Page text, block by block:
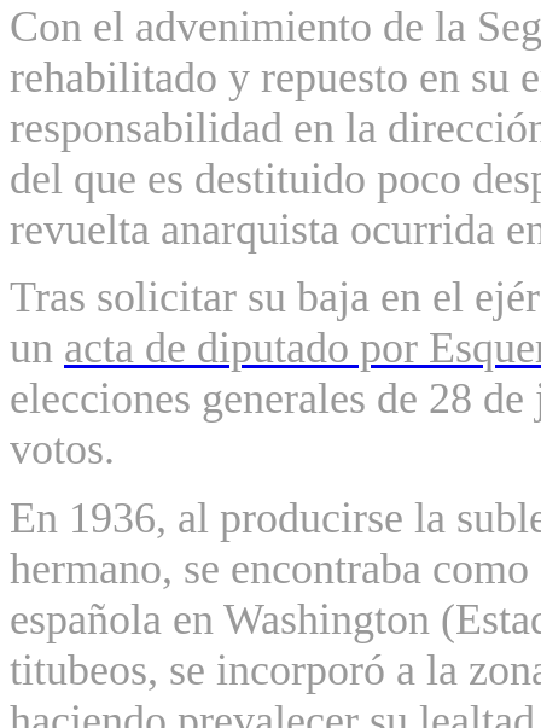
Con el advenimiento de la
rehabilitado y repuesto en su
responsabilidad en la
del que es destituido poco
revuelta anarquista ocurrida
Tras solicitar su baja en el
un acta de diputado por
elecciones generales de 28
votos.
En 1936, al producirse la
hermano, se encontraba
española en Washington
titubeos, se incorporó a la